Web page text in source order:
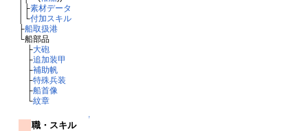
│├素材データ
│└付加スキル
├船取扱港
└船部品
├大砲
├追加装甲
├補助帆
├特殊兵装
├船首像
└紋章
↑
職・スキル